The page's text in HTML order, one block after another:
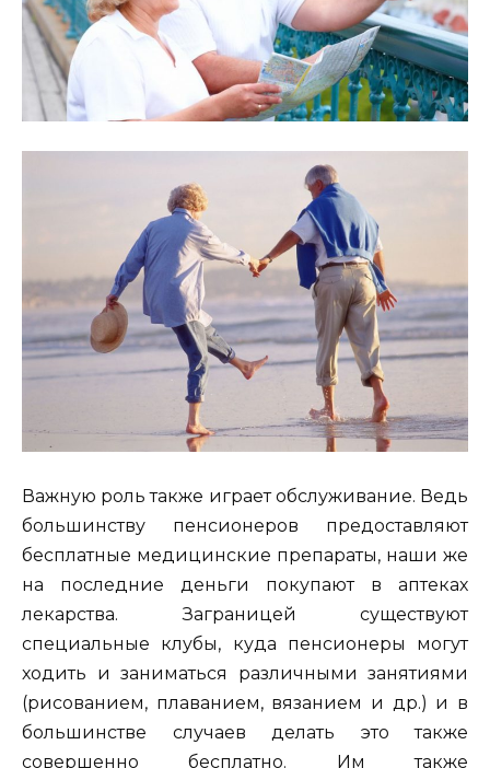
Важную роль также играет обслуживание. Ведь
большинству пенсионеров предоставляют
бесплатные медицинские препараты, наши же
на последние деньги покупают в аптеках
лекарства. Заграницей существуют
специальные клубы, куда пенсионеры могут
ходить и заниматься различными занятиями
(рисованием, плаванием, вязанием и др.) и в
большинстве случаев делать это также
совершенно бесплатно. Им также